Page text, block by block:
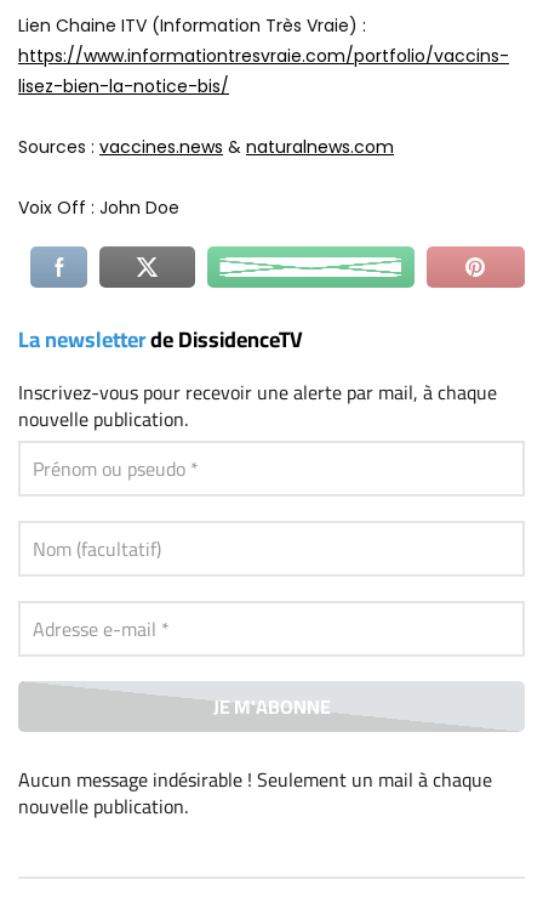
Lien Chaine ITV (Information Très Vraie) :
https://www.informationtresvraie.com/portfolio/vaccins-
lisez-bien-la-notice-bis/
Sources : vaccines.news & naturalnews.com
Voix Off : John Doe
La newsletterde DissidenceTV
Inscrivez-vouspour recevoir une alerte par mail, à chaque
nouvelle publication.
Aucun message indésirable ! Seulement un mail à chaque
nouvelle publication.